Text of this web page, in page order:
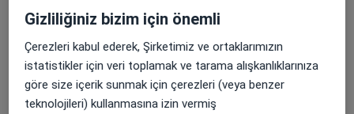
Özel Koru Ankara Hastanesi
Diğer Hizmetler
3 Boyutlu Görme Terapisi
Ameliyatsız Göz Kapağı Estetiği
Gizliliğiniz bizim için önemli
Çerezleri kabul ederek, Şirketimiz ve ortaklarımızın
istatistikler için veri toplamak ve tarama alışkanlıklarınıza
göre size içerik sunmak için çerezleri (veya benzer
teknolojileri) kullanmasına izin vermiş